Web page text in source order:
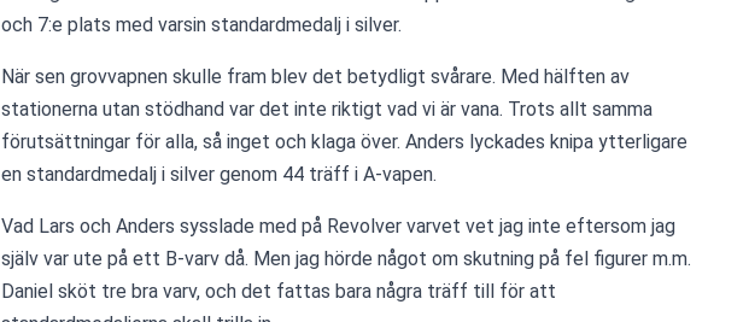
och 7:e plats med varsin standardmedalj i silver.
När sen grovvapnen skulle fram blev det betydligt svårare. Med hälften av
stationerna utan stödhand var det inte riktigt vad vi är vana. Trots allt samma
förutsättningar för alla, så inget och klaga över. Anders lyckades knipa ytterligare
en standardmedalj i silver genom 44 träff i A-vapen.
Vad Lars och Anders sysslade med på Revolver varvet vet jag inte eftersom jag
själv var ute på ett B-varv då. Men jag hörde något om skutning på fel figurer m.m.
Daniel sköt tre bra varv, och det fattas bara några träff till för att